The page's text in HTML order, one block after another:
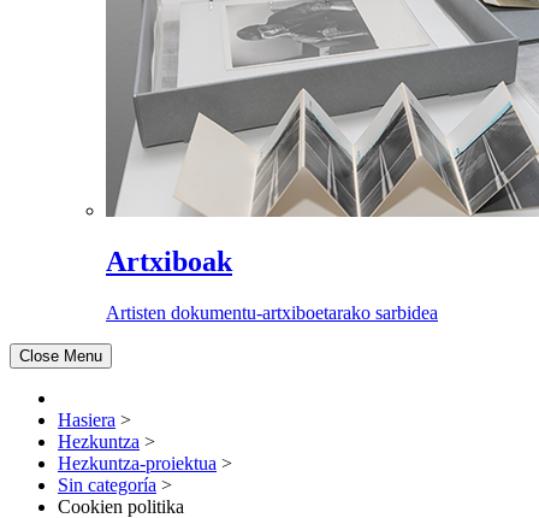
Artxiboak
Artisten dokumentu-artxiboetarako sarbidea
Close Menu
Hasiera >
Hezkuntza >
Hezkuntza-proiektua >
Sin categoría >
Cookien politika